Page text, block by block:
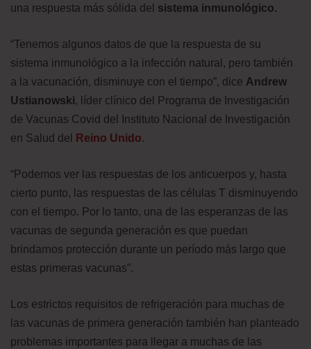
una respuesta más sólida del sistema inmunológico.
“Tenemos algunos datos de que la respuesta de su
sistema inmunológico a la infección natural, pero también
a la vacunación, disminuye con el tiempo”, dice Andrew
Ustianowski, líder clínico del Programa de Investigación
de Vacunas Covid del Instituto Nacional de Investigación
en Salud del
Reino Unido.
“Podemos ver las respuestas de los anticuerpos y, hasta
cierto punto, las respuestas de las células T disminuyendo
con el tiempo. Por lo tanto, una de las esperanzas de las
vacunas de segunda generación es que puedan
brindarnos protección durante un período más largo que
estas primeras vacunas”.
Los estrictos requisitos de refrigeración para muchas de
las vacunas de primera generación también han planteado
problemas importantes para llegar a muchas de las